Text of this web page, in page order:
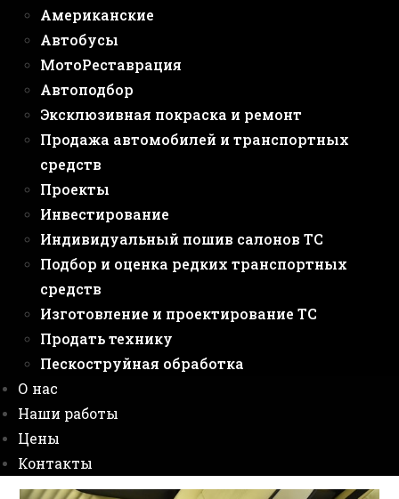
Американские
Автобусы
МотоРеставрация
Автоподбор
Эксклюзивная покраска и ремонт
Продажа автомобилей и транспортных
средств
Проекты
Инвестирование
Индивидуальный пошив салонов ТС
Подбор и оценка редких транспортных
средств
Изготовление и проектирование ТС
Продать технику
Пескоструйная обработка
О нас
Наши работы
Цены
Контакты